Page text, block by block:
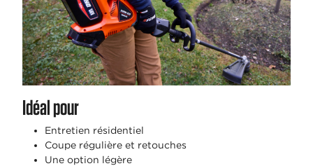
Idéal pour
Entretien résidentiel
Coupe régulière et retouches
Une option légère